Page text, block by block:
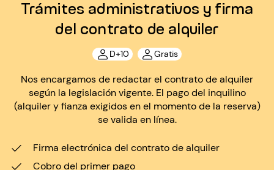
Trámites administrativos y firma
del contrato de alquiler
D+10 Gratis
Nos encargamos de redactar el contrato de alquiler
según la legislación vigente. El pago del inquilino
(alquiler y fianza exigidos en el momento de la reserva)
se valida en línea.
Firma electrónica del contrato de alquiler
Cobro del primer pago